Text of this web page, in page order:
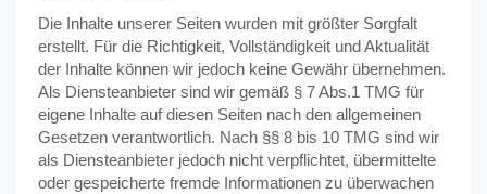
Die Inhalte unserer Seiten wurden mit größter Sorgfalt
erstellt. Für die Richtigkeit, Vollständigkeit und Aktualität
der Inhalte können wir jedoch keine Gewähr übernehmen.
Als Diensteanbieter sind wir gemäß § 7 Abs.1 TMG für
eigene Inhalte auf diesen Seiten nach den allgemeinen
Gesetzen verantwortlich. Nach §§ 8 bis 10 TMG sind wir
als Diensteanbieter jedoch nicht verpflichtet, übermittelte
oder gespeicherte fremde Informationen zu überwachen